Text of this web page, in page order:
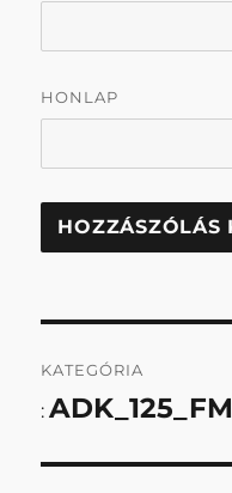
HONLAP
navigáció
KATEGÓRIA
:ADK_125_FM